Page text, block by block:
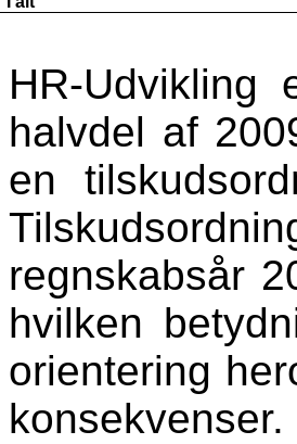
HR-
halvdel af
en
regnskabsår
hvilken
orientering
konsekvenser.